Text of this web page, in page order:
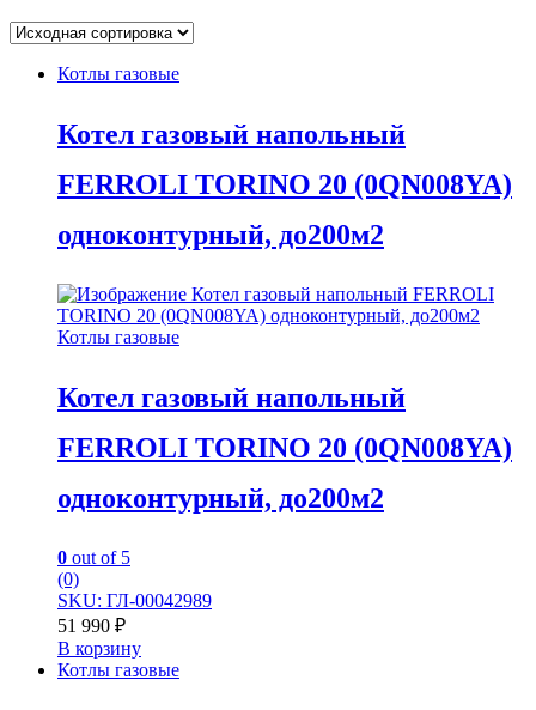
Котлы газовые
Котел газовый напольный
FERROLI TORINO 20 (0QN008YA)
одноконтурный, до200м2
Котлы газовые
Котел газовый напольный
FERROLI TORINO 20 (0QN008YA)
одноконтурный, до200м2
0 out of 5
(0)
SKU: ГЛ-00042989
51 990 ₽
В корзину
Котлы газовые